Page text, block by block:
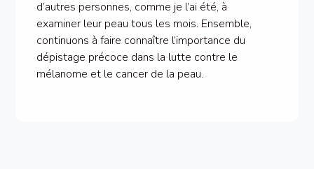
d’autres personnes, comme je l’ai été, à
examiner leur peau tous les mois. Ensemble,
continuons à faire connaître l’importance du
dépistage précoce dans la lutte contre le
mélanome et le cancer de la peau.